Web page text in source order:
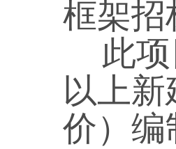
框架招
此
以上
价）编